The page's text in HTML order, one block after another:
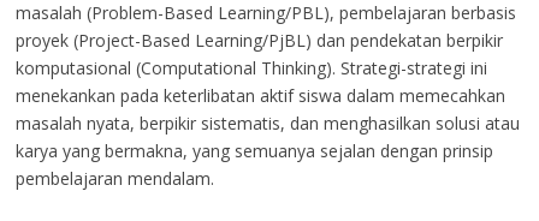
masalah (Problem-Based Learning/PBL), pembelajaran berbasis
proyek (Project-Based Learning/PjBL) dan pendekatan berpikir
komputasional (Computational Thinking). Strategi-strategi ini
menekankan pada keterlibatan aktif siswa dalam memecahkan
masalah nyata, berpikir sistematis, dan menghasilkan solusi atau
karya yang bermakna, yang semuanya sejalan dengan prinsip
pembelajaran mendalam.